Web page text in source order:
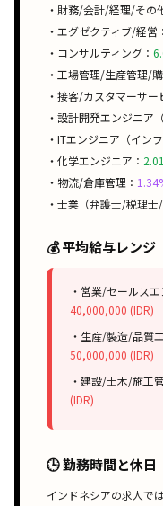
・財務/会計/経理/その
・エグゼクティブ/経営：
・コンサルティング：
・工場管理/生産管理/
・接客/カスタマーサ
・設計開発エンジニア
・ITエンジニア（イン
・化学エンジニア：
・物流/倉庫管理：
・士業（弁護士/税理
💰 平均給与レンジ
・営業/セールスエ
40,000,000 (IDR)
・生産/製造/品質
50,000,000 (IDR)
・建設/土木/施工
(IDR)
🕒 勤務時間と休日
インドネシアの求人で